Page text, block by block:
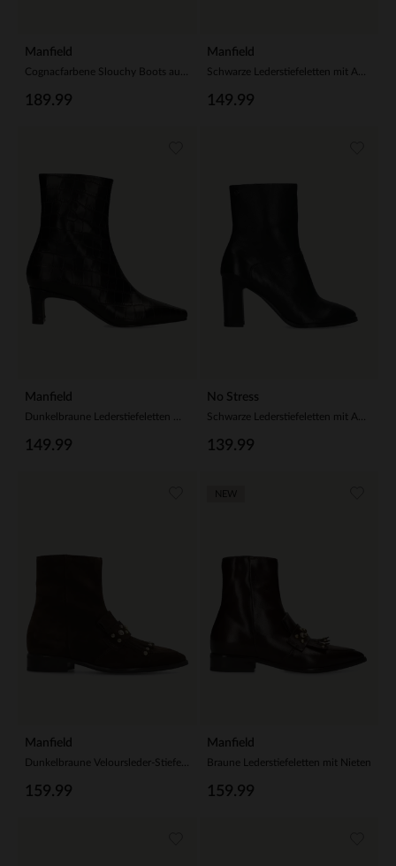
Manfield
189.99
Manfield
149.99
Manfield
149.99
No Stress
139.99
Manfield
159.99
Manfield
Braune Lederstiefeletten mit Nieten
159.99